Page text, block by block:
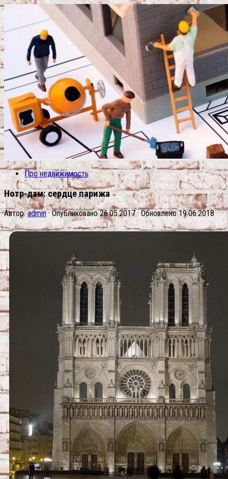
Про недвижимость
Нотр-дам: сердце парижа
Автор:admin · Опубликовано26.05.2017· Обновлено19.06.2018